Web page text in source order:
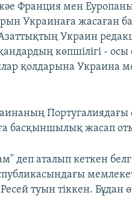
Франция мен
Украинаға
Украин
көпшілігі - осы
қолдарына Украина
Португалиядағы
басқыншылық жасап
деп аталып кеткен
туын тіккен. Бұдан